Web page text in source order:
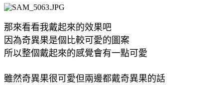
那來看看我戴起來的效果吧
因為奇異果是個比較可愛的圖案
所以整個戴起來的感覺會有一點可愛
雖然奇異果很可愛但兩邊都戴奇異果的話